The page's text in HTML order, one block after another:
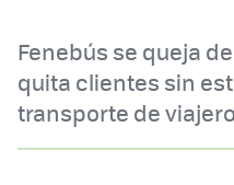
Fenebús se queja
quita clientes sin
transporte de